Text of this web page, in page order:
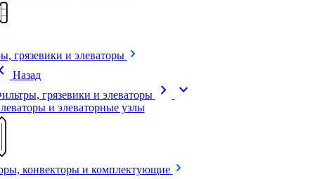
грязевики и элеваторы
Назад
грязевики и элеваторы
chevron_right expand_more
и элеваторные узлы
конвекторы и комплектующие